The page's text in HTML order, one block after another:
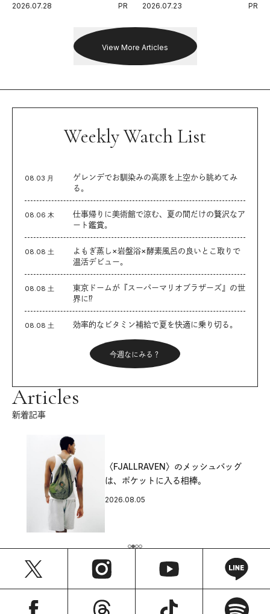
戦を夢見るランナーたちの奮闘
2026.07.28 PR
習慣。
2026.07.23 PR
View More Articles
Weekly Watch List
08.03 月
ゲレンデでお馴染みの高原を上空から眺めてみ
る。
08.06 木
仕事帰りに美術館で涼む、夏の間だけの贅沢なア
ート鑑賞。
08.08 土
よもぎ蒸し×岩盤浴×酵素風呂の良いとこ取りで
温活デビュー。
08.08 土
東京ドームが『スーパーマリオブラザーズ』の世
界に⁉︎
08.08 土 効率的なビタミン補給で夏を快適に乗り切る。
今週なにみる？
Articles
新着記事
〈FJALLRAVEN〉のメッシュバッグ
は、ポケットに入る相棒。
2026.08.05